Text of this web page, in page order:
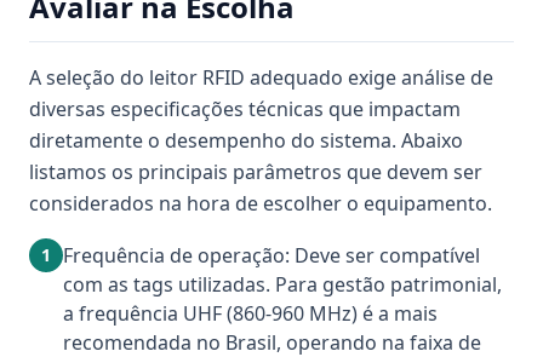
A seleção do leitor RFID adequado exige análise de
diversas especificações técnicas que impactam
diretamente o desempenho do sistema. Abaixo
listamos os principais parâmetros que devem ser
considerados na hora de escolher o equipamento.
1
Frequência de operação: Deve ser compatível
com as tags utilizadas. Para gestão patrimonial,
a frequência UHF (860-960 MHz) é a mais
recomendada no Brasil, operando na faixa de